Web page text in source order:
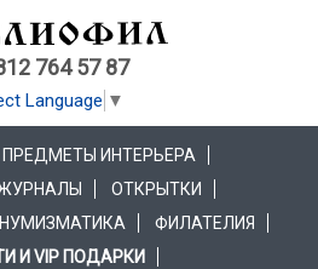
764 57 87
Language ▼
ИНТЕРЬЕРА
ЖУРНАЛЫ
ОТКРЫТКИ
НУМИЗМАТИКА
ФИЛАТЕЛИЯ
И VIP ПОДАРКИ